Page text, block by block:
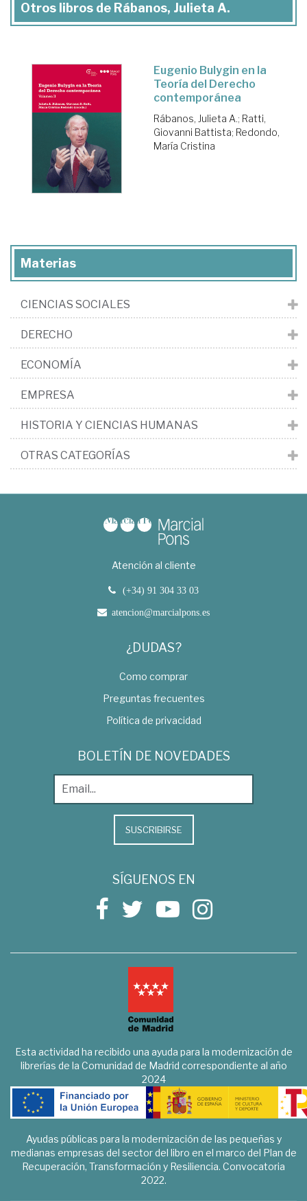
Otros libros de Rábanos, Julieta A.
Eugenio Bulygin en la
Teoría del Derecho
contemporánea
Rábanos, Julieta A.; Ratti,
Giovanni Battista; Redondo,
María Cristina
Materias
CIENCIAS SOCIALES
DERECHO
ECONOMÍA
EMPRESA
HISTORIA Y CIENCIAS HUMANAS
OTRAS CATEGORÍAS
Atención al cliente
(+34) 91 304 33 03
atencion@marcialpons.es
¿DUDAS?
Como comprar
Preguntas frecuentes
Política de privacidad
BOLETÍN DE NOVEDADES
SUSCRIBIRSE
SÍGUENOS EN
Esta actividad ha recibido una ayuda para la modernización de
librerías de la Comunidad de Madrid correspondiente al año
2024
Ayudas públicas para la modernización de las pequeñas y
medianas empresas del sector del libro en el marco del Plan de
Recuperación, Transformación y Resiliencia. Convocatoria
2022.